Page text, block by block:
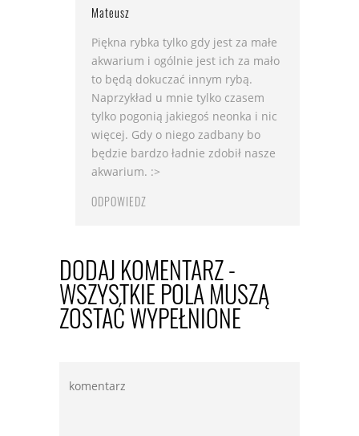
Mateusz
Piękna rybka tylko gdy jest za małe
akwarium i ogólnie jest ich za mało
to będą dokuczać innym rybą.
Naprzykład u mnie tylko czasem
tylko pogonią jakiegoś neonka i nic
więcej. Gdy o niego zadbany bo
będzie bardzo ładnie zdobił nasze
akwarium. :>
ODPOWIEDZ
DODAJ KOMENTARZ -
WSZYSTKIE POLA MUSZĄ
ZOSTAĆ WYPEŁNIONE